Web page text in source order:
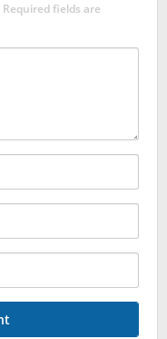
Required fields are